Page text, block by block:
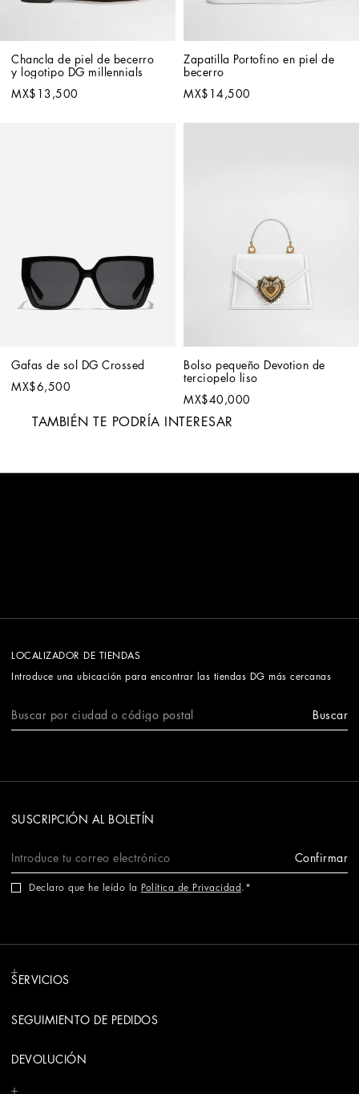
Chancla de piel de becerro
y logotipo DG millennials
MX$13,500
Zapatilla Portofino en piel de
becerro
MX$14,500
Gafas de sol DG Crossed
MX$6,500
Bolso pequeño Devotion de
terciopelo liso
MX$40,000
TAMBIÉN TE PODRÍA INTERESAR
LOCALIZADOR DE TIENDAS
Introduce una ubicación para encontrar las tiendas DG más cercanas
Buscar
SUSCRIPCIÓN AL BOLETÍN
Confirmar
Declaro que he leído la Política de Privacidad .
SERVICIOS
SEGUIMIENTO DE PEDIDOS
DEVOLUCIÓN